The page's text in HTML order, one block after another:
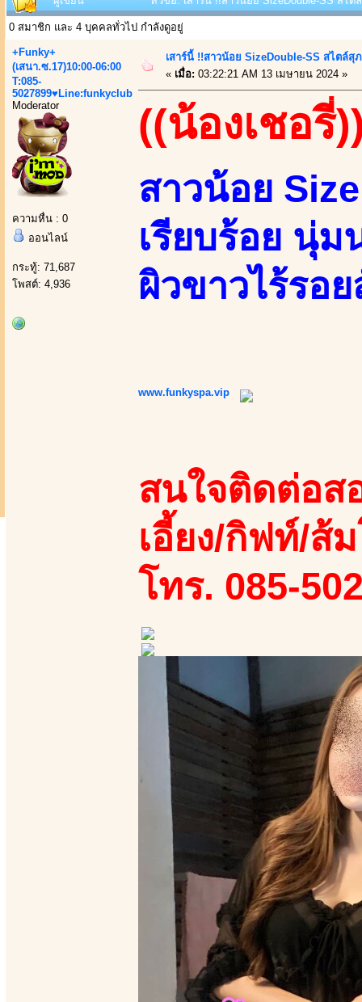
0 สมาชิก และ 4 บุคคลทั่วไป กำลังดูอยู่
+Funky+
(เสนา.ซ.17)10:00-06:00
T:085-
5027899♥Line:funkyclub
Moderator
ความหื่น : 0
ออนไลน์
กระทู้: 71,687
โพสต์: 4,936
เสาร์นี้ !!สาวน้อย SizeDouble-SS สไตล์
« เมื่อ: 03:22:21 AM 13 เมษายน 2024 »
((น้องเชอรี่
สาวน้อย
เรียบร้อย นุ่ม
ผิวขาวไร้รอ
www.funkyspa.vip
สนใจติดต่อส
เอี้ยง/กิฟท์/ส้
โทร. 085-